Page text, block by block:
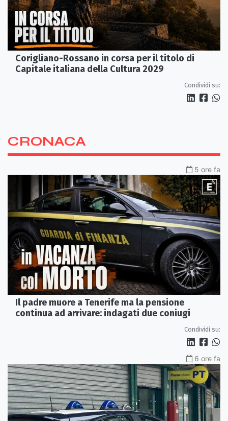
Corigliano-Rossano in corsa per il titolo di
Capitale italiana della Cultura 2029
Condividi su:
CRONACA
5 ore fa
Il padre muore a Tenerife ma la pensione
continua ad arrivare: indagati due coniugi
Condividi su:
6 ore fa